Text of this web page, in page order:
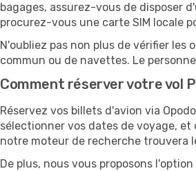
bagages, assurez-vous de disposer
procurez-vous une carte SIM locale
N'oubliez pas non plus de vérifier
commun ou de navettes. Le
Comment réserver votre vol
Réservez vos billets d'avion via
sélectionner vos dates de voyage,
notre moteur de recherche trouvera
De plus, nous vous proposons